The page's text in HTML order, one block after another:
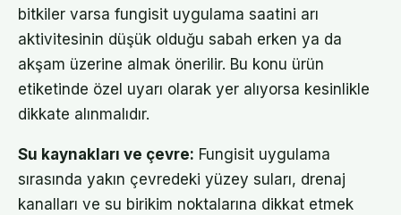
bitkiler varsa fungisit uygulama saatini arı
aktivitesinin düşük olduğu sabah erken ya da
akşam üzerine almak önerilir. Bu konu ürün
etiketinde özel uyarı olarak yer alıyorsa kesinlikle
dikkate alınmalıdır.
Su kaynakları ve çevre: Fungisit uygulama
sırasında yakın çevredeki yüzey suları, drenaj
kanalları ve su birikim noktalarına dikkat etmek